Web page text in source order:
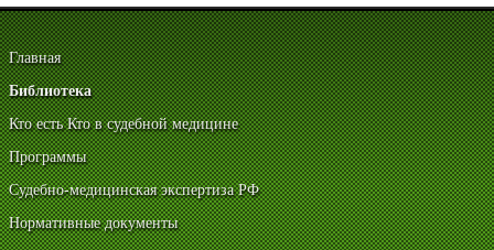
Главная
Библиотека
Кто есть Кто в судебной медицине
Программы
Судебно-медицинская экспертиза РФ
Нормативные документы